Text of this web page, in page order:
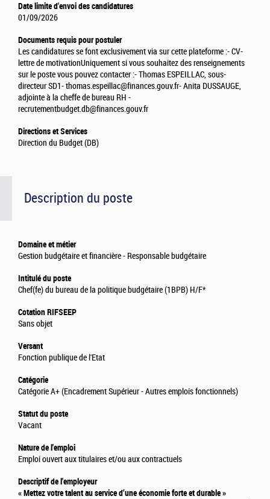
Description du poste
Domaine et métier
Gestion budgétaire et financière - Responsable budgétaire
Intitulé du poste
Chef(fe) du bureau de la politique budgétaire (1BPB) H/F*
Cotation RIFSEEP
Sans objet
Versant
Fonction publique de l'Etat
Catégorie
Catégorie A+ (Encadrement Supérieur - Autres emplois fonctionnels)
Statut du poste
Vacant
Nature de l'emploi
Emploi ouvert aux titulaires et/ou aux contractuels
Descriptif de l'employeur
« Mettez votre talent au service d’une économie forte et durable »
Date limite d'envoi des candidatures
01/09/2026
Documents requis pour postuler
Les candidatures se font exclusivement via sur cette plateforme :- CV-
lettre de motivationUniquement si vous souhaitez des renseignements
sur le poste vous pouvez contacter :- Thomas ESPEILLAC, sous-
directeur SD1- thomas.espeillac@finances.gouv.fr- Anita DUSSAUGE,
adjointe à la cheffe de bureau RH -
recrutementbudget.db@finances.gouv.fr
Directions et Services
Direction du Budget (DB)